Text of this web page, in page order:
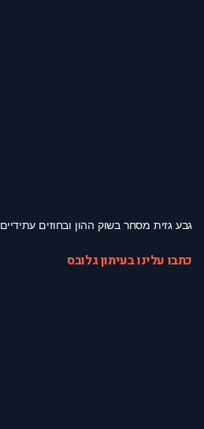
גבע גזית מסחר בשוק ההון ובחוזים עתידיים
כתבו עלינו בעיתון גלובס